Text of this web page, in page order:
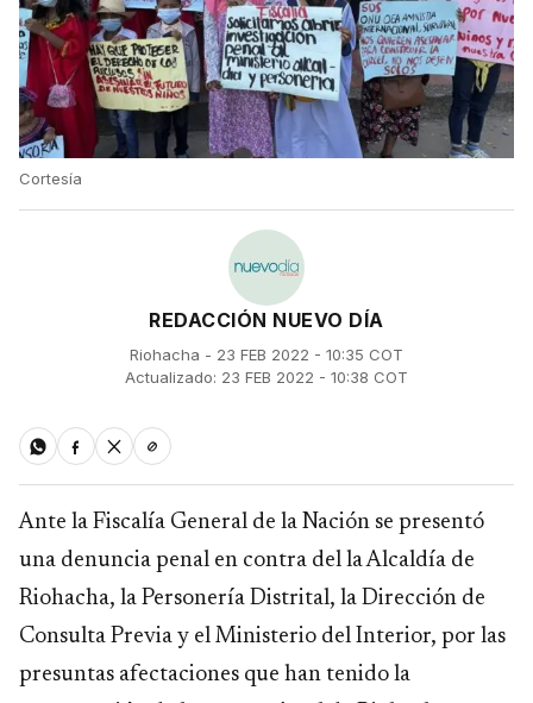
Cortesía
REDACCIÓN NUEVO DÍA
Riohacha - 23 FEB 2022 - 10:35 COT
Actualizado: 23 FEB 2022 - 10:38 COT
Ante la Fiscalía General de la Nación se presentó
una denuncia penal en contra del la Alcaldía de
Riohacha, la Personería Distrital, la Dirección de
Consulta Previa y el Ministerio del Interior, por las
presuntas afectaciones que han tenido la